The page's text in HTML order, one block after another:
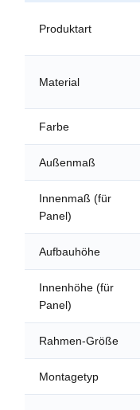
Produktart
Material
Farbe
Außenmaß
Innenmaß (für
Panel)
Aufbauhöhe
Innenhöhe (für
Panel)
Rahmen-Größe
Montagetyp